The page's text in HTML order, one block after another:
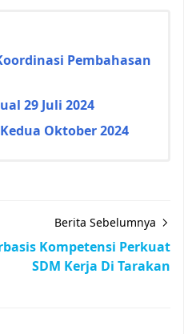
Pembahasan
29 Juli 2024
Oktober 2024
Berita Sebelumnya
Kompetensi Perkuat
SDM Kerja Di Tarakan